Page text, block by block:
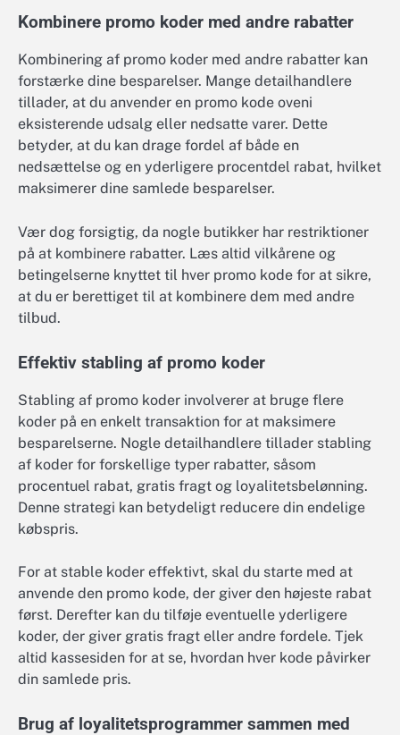
Kombinere promo koder med andre rabatter
Kombinering af promo koder med andre rabatter kan
forstærke dine besparelser. Mange detailhandlere
tillader, at du anvender en promo kode oveni
eksisterende udsalg eller nedsatte varer. Dette
betyder, at du kan drage fordel af både en
nedsættelse og en yderligere procentdel rabat, hvilket
maksimerer dine samlede besparelser.
Vær dog forsigtig, da nogle butikker har restriktioner
på at kombinere rabatter. Læs altid vilkårene og
betingelserne knyttet til hver promo kode for at sikre,
at du er berettiget til at kombinere dem med andre
tilbud.
Effektiv stabling af promo koder
Stabling af promo koder involverer at bruge flere
koder på en enkelt transaktion for at maksimere
besparelserne. Nogle detailhandlere tillader stabling
af koder for forskellige typer rabatter, såsom
procentuel rabat, gratis fragt og loyalitetsbelønning.
Denne strategi kan betydeligt reducere din endelige
købspris.
For at stable koder effektivt, skal du starte med at
anvende den promo kode, der giver den højeste rabat
først. Derefter kan du tilføje eventuelle yderligere
koder, der giver gratis fragt eller andre fordele. Tjek
altid kassesiden for at se, hvordan hver kode påvirker
din samlede pris.
Brug af loyalitetsprogrammer sammen med